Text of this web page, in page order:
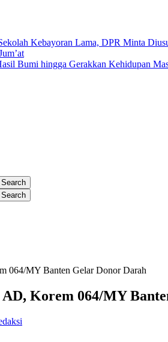
Kebayoran Lama, DPR Minta
Bumi hingga Gerakkan Kehidupan
064/MY Banten Gelar Donor Darah
Korem 064/MY